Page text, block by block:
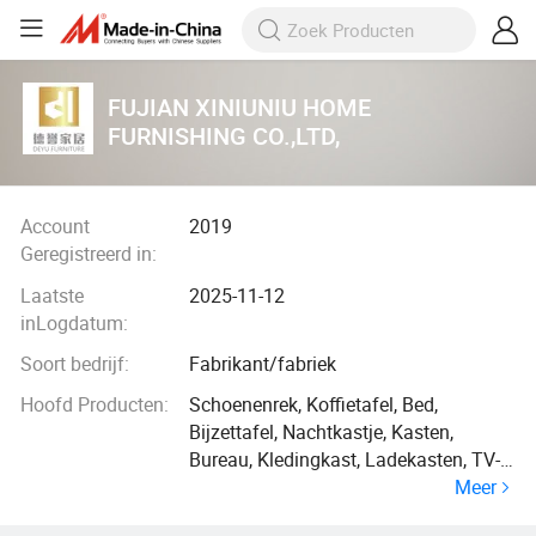
FUJIAN XINIUNIU HOME
FURNISHING CO.,LTD,
Account
Geregistreerd in:
2019
Laatste
inLogdatum:
2025-11-12
Soort bedrijf:
Fabrikant/fabriek
Hoofd Producten:
Schoenenrek, Koffietafel, Bed,
Bijzettafel, Nachtkastje, Kasten,
Bureau, Kledingkast, Ladekasten, TV-
Meer